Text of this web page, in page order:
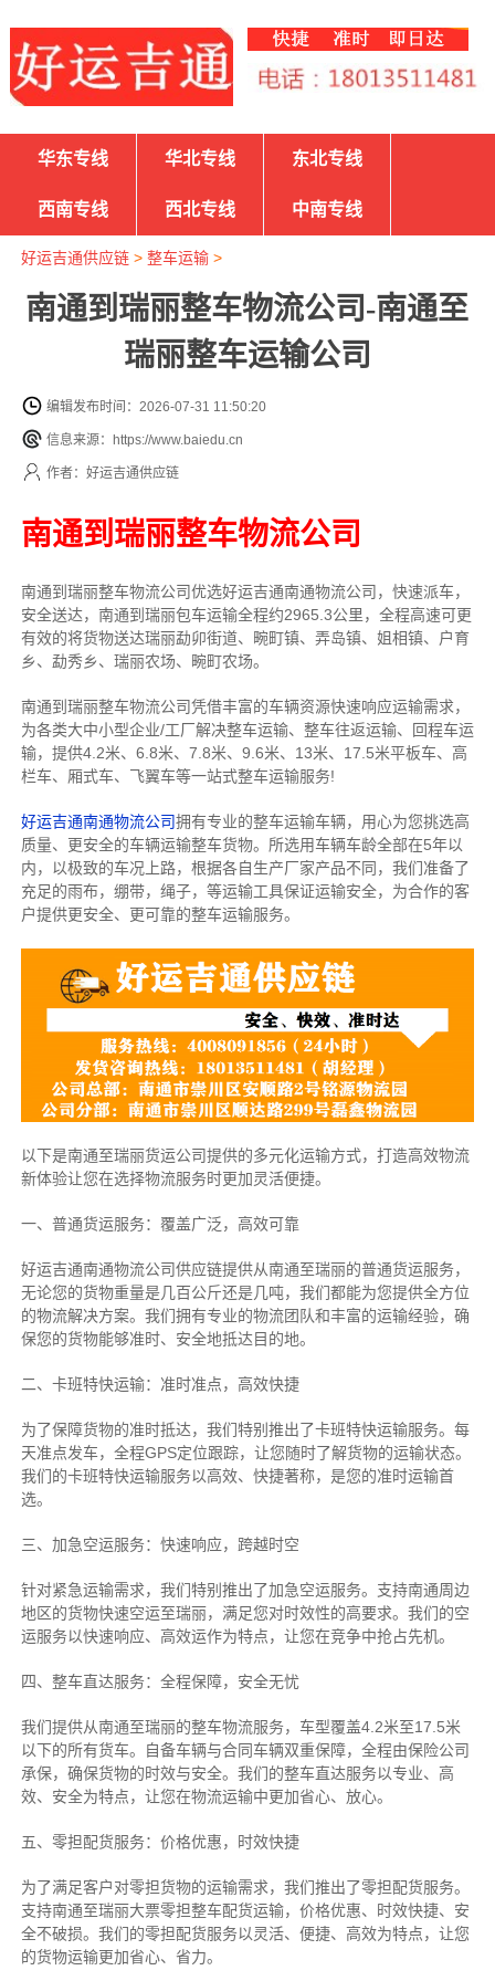
华东专线 华北专线 东北专线
西南专线 西北专线 中南专线
好运吉通供应链> 整车运输>
南通到瑞丽整车物流公司-南通至
瑞丽整车运输公司
编辑发布时间：2026-07-31 11:50:20
信息来源：https://www.baiedu.cn
作者：好运吉通供应链
南通到瑞丽整车物流公司
南通到瑞丽整车物流公司优选好运吉通南通物流公司，快速派车，
安全送达，南通到瑞丽包车运输全程约2965.3公里，全程高速可更
有效的将货物送达瑞丽勐卯街道、畹町镇、弄岛镇、姐相镇、户育
乡、勐秀乡、瑞丽农场、畹町农场。
南通到瑞丽整车物流公司凭借丰富的车辆资源快速响应运输需求，
为各类大中小型企业/工厂解决整车运输、整车往返运输、回程车运
输， 提供4.2米、6.8米、7.8米、9.6米、13米、17.5米平板车、高
栏车、厢式车、飞翼车等一站式整车运输服务!
好运吉通南通物流公司拥有专业的整车运输车辆，用心为您挑选高
质量、更安全的车辆运输整车货物。所选用车辆车龄全部在5年以
内，以极致的车况上路，根据各自生产厂家产品不同，我们准备了
充足的雨布，绷带，绳子，等运输工具保证运输安全，为合作的客
户提供更安全、更可靠的整车运输服务。
以下是南通至瑞丽货运公司提供的多元化运输方式，打造高效物流
新体验让您在选择物流服务时更加灵活便捷。
一、普通货运服务：覆盖广泛，高效可靠
好运吉通南通物流公司供应链提供从南通至瑞丽的普通货运服务，
无论您的货物重量是几百公斤还是几吨，我们都能为您提供全方位
的物流解决方案。我们拥有专业的物流团队和丰富的运输经验，确
保您的货物能够准时、安全地抵达目的地。
二、卡班特快运输：准时准点，高效快捷
为了保障货物的准时抵达，我们特别推出了卡班特快运输服务。每
天准点发车，全程GPS定位跟踪，让您随时了解货物的运输状态。
我们的卡班特快运输服务以高效、快捷著称，是您的准时运输首
选。
三、加急空运服务：快速响应，跨越时空
针对紧急运输需求，我们特别推出了加急空运服务。支持南通周边
地区的货物快速空运至瑞丽，满足您对时效性的高要求。我们的空
运服务以快速响应、高效运作为特点，让您在竞争中抢占先机。
四、整车直达服务：全程保障，安全无忧
我们提供从南通至瑞丽的整车物流服务，车型覆盖4.2米至17.5米
以下的所有货车。自备车辆与合同车辆双重保障，全程由保险公司
承保，确保货物的时效与安全。我们的整车直达服务以专业、高
效、安全为特点，让您在物流运输中更加省心、放心。
五、零担配货服务：价格优惠，时效快捷
为了满足客户对零担货物的运输需求，我们推出了零担配货服务。
支持南通至瑞丽大票零担整车配货运输，价格优惠、时效快捷、安
全不破损。我们的零担配货服务以灵活、便捷、高效为特点，让您
的货物运输更加省心、省力。